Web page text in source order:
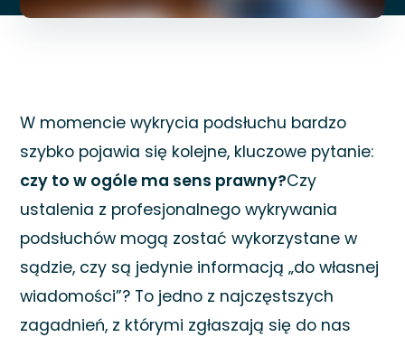
W momencie wykrycia podsłuchu bardzo
szybko pojawia się kolejne, kluczowe pytanie:
czy to w ogóle ma sens prawny?Czy
ustalenia z profesjonalnego wykrywania
podsłuchów mogą zostać wykorzystane w
sądzie, czy są jedynie informacją „do własnej
wiadomości”? To jedno z najczęstszych
zagadnień, z którymi zgłaszają się do nas